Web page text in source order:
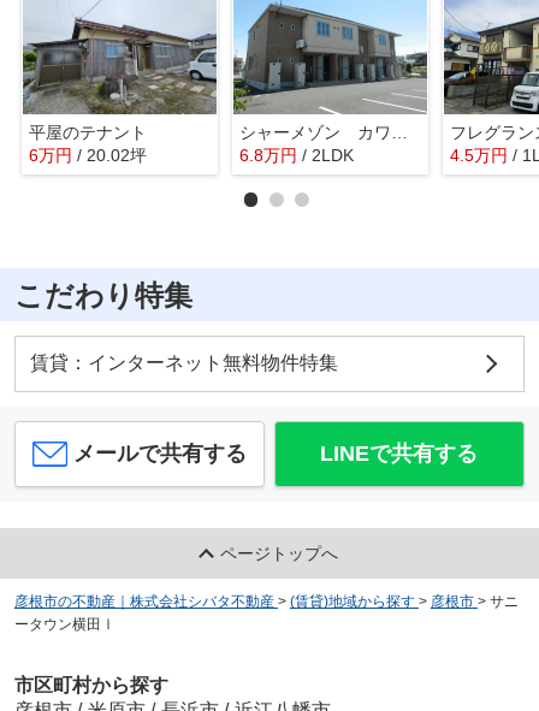
平屋のテナント
6万円 / 20.02坪
シャーメゾン カワムラ
6.8万円 / 2LDK
フレグラ
4.5万円 /
こだわり特集
賃貸：インターネット無料物件特集
メールで共有する LINEで共有する
ページトップへ
彦根市の不動産｜株式会社シバタ不動産 > (賃貸)地域から探す > 彦根市 > サニ
ータウン横田Ⅰ
市区町村から探す